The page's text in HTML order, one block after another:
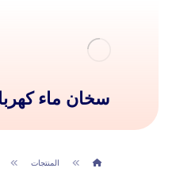
سخان ماء
المنتجات